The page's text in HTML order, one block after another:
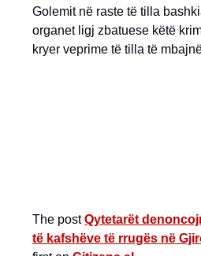
Golemit në raste të tilla
organet ligj zbatuese këtë
kryer veprime të tilla të
The postQytetarët
të kafshëve të rrugës në